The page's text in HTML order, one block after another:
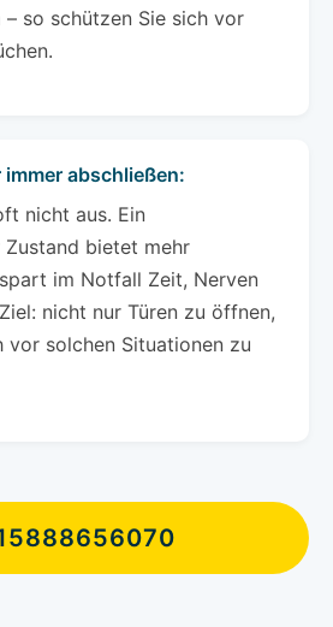
so schützen Sie sich vor
immer abschließen:
nicht aus. Ein
Zustand bietet mehr
im Notfall Zeit, Nerven
nicht nur Türen zu öffnen,
vor solchen Situationen zu